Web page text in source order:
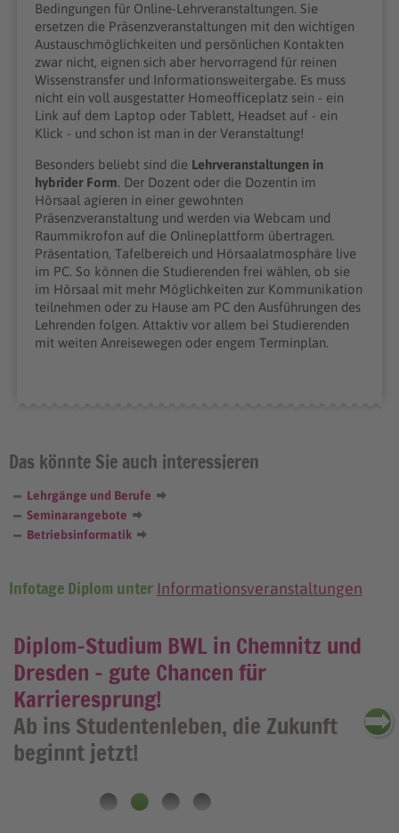
Bedingungen für Online-Lehrveranstaltungen. Sie
ersetzen die Präsenzveranstaltungen mit den wichtigen
Austauschmöglichkeiten und persönlichen Kontakten
zwar nicht, eignen sich aber hervorragend für reinen
Wissenstransfer und Informationsweitergabe. Es muss
nicht ein voll ausgestatter Homeofficeplatz sein - ein
Link auf dem Laptop oder Tablett, Headset auf - ein
Klick - und schon ist man in der Veranstaltung!
Besonders beliebt sind die Lehrveranstaltungen in
hybrider Form. Der Dozent oder die Dozentin im
Hörsaal agieren in einer gewohnten
Präsenzveranstaltung und werden via Webcam und
Raummikrofon auf die Onlineplattform übertragen.
Präsentation, Tafelbereich und Hörsaalatmosphäre live
im PC. So können die Studierenden frei wählen, ob sie
im Hörsaal mit mehr Möglichkeiten zur Kommunikation
teilnehmen oder zu Hause am PC den Ausführungen des
Lehrenden folgen. Attaktiv vor allem bei Studierenden
mit weiten Anreisewegen oder engem Terminplan.
Das könnte Sie auch interessieren
Lehrgänge und Berufe
Seminarangebote
Betriebsinformatik
Infotage Diplom unter Informationsveranstaltungen
Diplom-Studium BWL in Chemnitz und
Dresden - gute Chancen für
Karrieresprung!
Ab ins Studentenleben, die Zukunft
beginnt jetzt!